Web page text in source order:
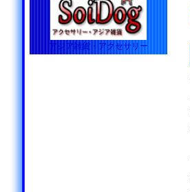
アジア雑貨・アクセサリー